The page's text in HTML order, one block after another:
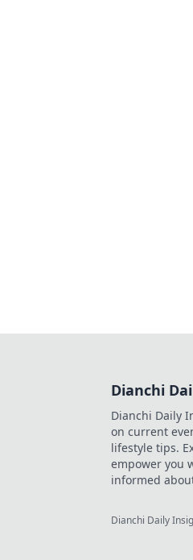
Dianchi
Dianchi Daily
on current
lifestyle tips.
empower you
informed
Dianchi Daily